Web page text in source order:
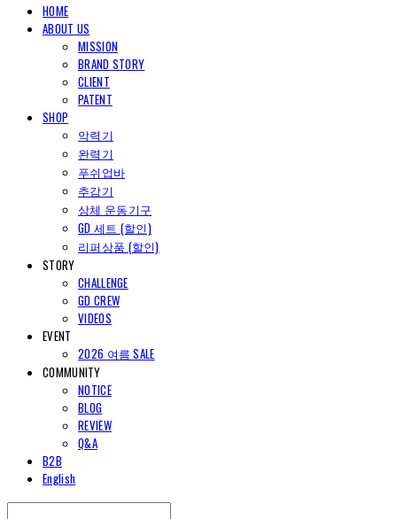
HOME
ABOUT US
MISSION
BRAND STORY
CLIENT
PATENT
SHOP
악력기
완력기
푸쉬업바
추감기
상체 운동기구
GD 세트 (할인)
리퍼상품 (할인)
STORY
CHALLENGE
GD CREW
VIDEOS
EVENT
2026 여름 SALE
COMMUNITY
NOTICE
BLOG
REVIEW
Q&A
B2B
English